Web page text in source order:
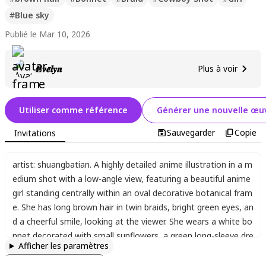
#Blue sky
Publié le Mar 10, 2026
𝑬𝒗𝒆𝒍𝒚𝒏 Plus à voir
Utiliser comme référence Générer une nouvelle
Invitations Sauvegarder Copie
artist: shuangbatian. A highly detailed anime illustration in a m
edium shot with a low-angle view, featuring a beautiful anime
girl standing centrally within an oval decorative botanical fram
e. She has long brown hair in twin braids, bright green eyes, an
d a cheerful smile, looking at the viewer. She wears a white bo
nnet decorated with small sunflowers a green long-sleeve dre
ss with puffed sleeves, a white ruffled apron
Afficher les paramètres